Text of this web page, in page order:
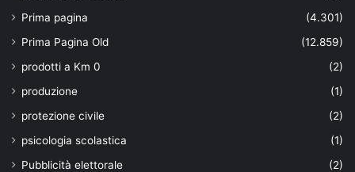
Prima pagina
(4.301)
Prima Pagina Old
(12.859)
prodotti a Km 0
(2)
produzione
(1)
protezione civile
(2)
psicologia scolastica
(1)
Pubblicità elettorale
(2)